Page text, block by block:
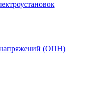
(ОПН)